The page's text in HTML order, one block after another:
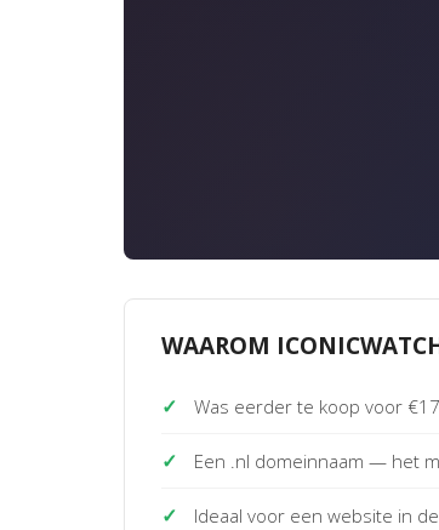
WAAROM
✓ Was eerder te koop voor
✓ Een .nl domeinnaam — het
✓ Ideaal voor een website in